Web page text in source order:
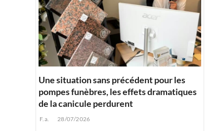
Une situation sans précédent pour les
pompes funèbres, les effets dramatiques
de la canicule perdurent
F.a. 28/07/2026